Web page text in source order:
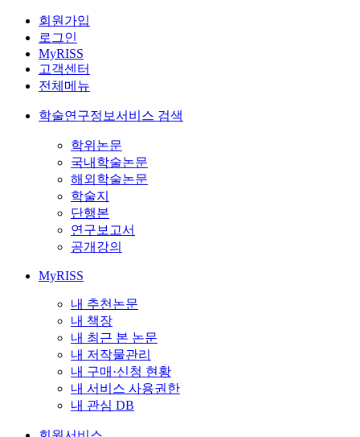
회원가입
로그인
MyRISS
고객센터
전체메뉴
학술연구정보서비스 검색
학위논문
국내학술논문
해외학술논문
학술지
단행본
연구보고서
공개강의
MyRISS
내 추천논문
내 책장
내 최근 본 논문
내 저작물관리
내 구매·신청 현황
내 서비스 사용권한
내 관심 DB